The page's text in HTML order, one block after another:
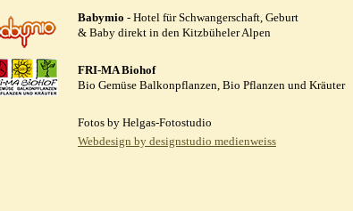
Babymio - Hotel für Schwangerschaft, Geburt
& Baby direkt in den Kitzbüheler Alpen
FRI-MA Biohof
Bio Gemüse Balkonpflanzen, Bio Pflanzen und Kräuter
Fotos by Helgas-Fotostudio
Webdesign by designstudio medienweiss